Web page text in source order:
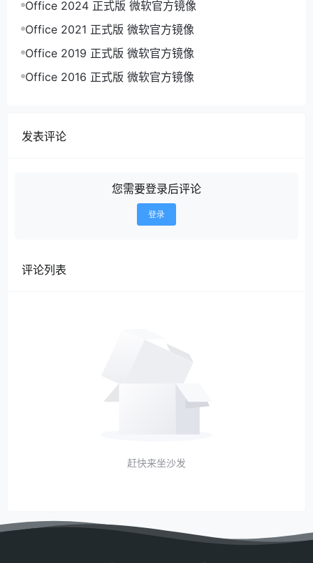
Office 2024 正式版 微软官方镜像
Office 2021 正式版 微软官方镜像
Office 2019 正式版 微软官方镜像
Office 2016 正式版 微软官方镜像
发表评论
您需要登录后评论
登录
评论列表
赶快来坐沙发